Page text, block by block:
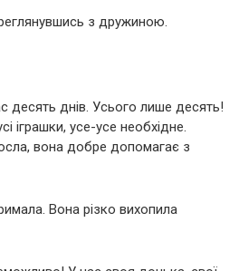
з дружиною.
десять днів. Усього лише десять!
іграшки, усе-усе необхідне.
вона добре допомагає з
Вона різко вихопила